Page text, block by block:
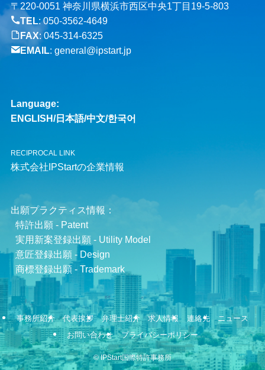
〒220-0051 神奈川県横浜市西区中央1丁目19-5-803
TEL:050-3562-4649
FAX: 045-314-6325
EMAIL: general@ipstart.jp
Language:
ENGLISH/日本語/中文/한국어
RECIPROCAL LINK
株式会社IPStartの企業情報
出願プラクティス情報：
特許出願 - Patent
実用新案登録出願 - Utility Model
意匠登録出願 - Design
商標登録出願 - Trademark
事務所紹介 代表挨拶 弁理士紹介 求人情報 連絡先
ニュース
お問い合わせ
プライバシーポリシー
©IPStart国際特許事務所